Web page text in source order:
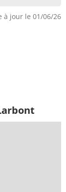
à jour le 01/06/26